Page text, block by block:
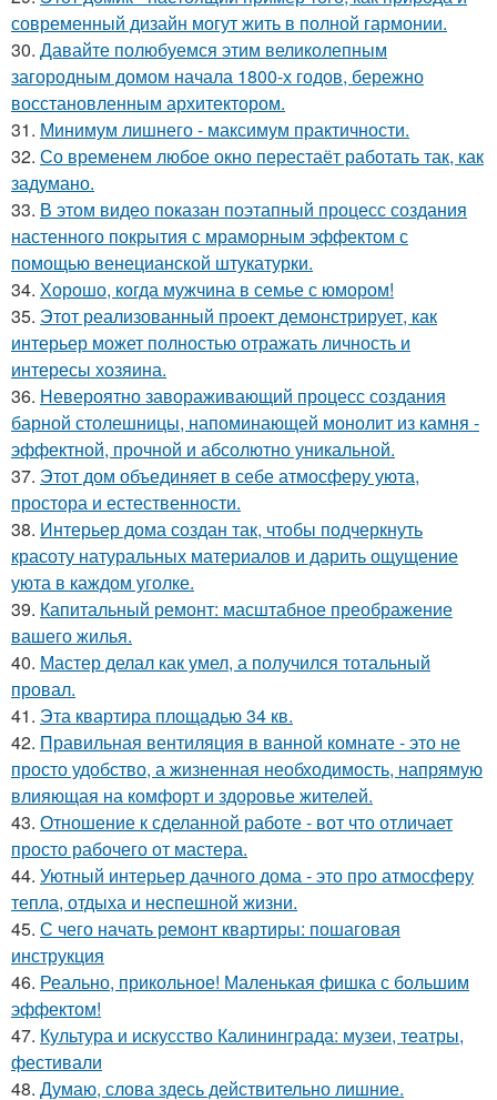
современный дизайн могут жить в полной гармонии.
30. Давайте полюбуемся этим великолепным
загородным домом начала 1800-х годов, бережно
восстановленным архитектором.
31. Минимум лишнего - максимум практичности.
32. Со временем любое окно перестаёт работать так, как
задумано.
33. В этом видео показан поэтапный процесс создания
настенного покрытия с мраморным эффектом с
помощью венецианской штукатурки.
34. Хорошо, когда мужчина в семье с юмором!
35. Этот реализованный проект демонстрирует, как
интерьер может полностью отражать личность и
интересы хозяина.
36. Невероятно завораживающий процесс создания
барной столешницы, напоминающей монолит из камня -
эффектной, прочной и абсолютно уникальной.
37. Этот дом объединяет в себе атмосферу уюта,
простора и естественности.
38. Интерьер дома создан так, чтобы подчеркнуть
красоту натуральных материалов и дарить ощущение
уюта в каждом уголке.
39. Капитальный ремонт: масштабное преображение
вашего жилья.
40. Мастер делал как умел, а получился тотальный
провал.
41. Эта квартира площадью 34 кв.
42. Правильная вентиляция в ванной комнате - это не
просто удобство, а жизненная необходимость, напрямую
влияющая на комфорт и здоровье жителей.
43. Отношение к сделанной работе - вот что отличает
просто рабочего от мастера.
44. Уютный интерьер дачного дома - это про атмосферу
тепла, отдыха и неспешной жизни.
45. С чего начать ремонт квартиры: пошаговая
инструкция
46. Реально, прикольное! Маленькая фишка с большим
эффектом!
47. Культура и искусство Калининграда: музеи, театры,
фестивали
48. Думаю, слова здесь действительно лишние.